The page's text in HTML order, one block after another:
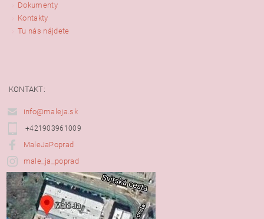
Dokumenty
Kontakty
Tu nás nájdete
KONTAKT:
info@maleja.sk
+421903961009
MaleJaPoprad
male_ja_poprad